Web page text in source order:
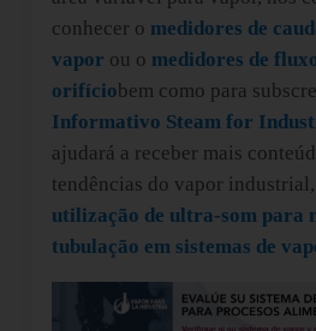
conhecer o medidores de
vapor ou o medidores de
orifíciobem como para
Informativo Steam for
ajudará a receber mais
tendências do vapor
utilização de ultra-som para
tubulação em sistemas de